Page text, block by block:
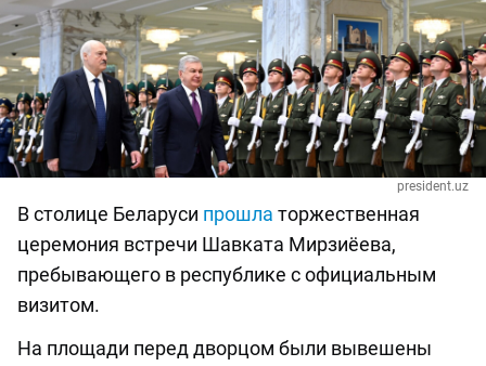
president.uz
В столице Беларуси прошла торжественная
церемония встречи Шавката Мирзиёева,
пребывающего в республике с официальным
визитом.
На площади перед дворцом были вывешены